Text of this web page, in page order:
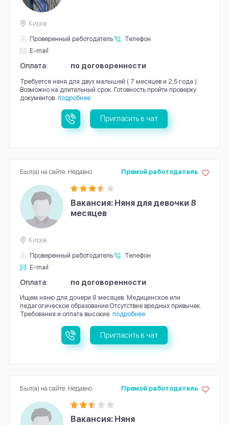
Проверенный работодатель
Телефон
E-mail
Киров
Оплата: по договоренности
Требуется няня для двух малышей ( 7 месяцев и 2,5 года ).
Возможно на длительный срок. Готовность пройти проверку
документов. подробнее
Пригласить в чат
Вакансия: Няня для девочки 8
месяцев
Проверенный работодатель
Телефон
E-mail
Прямой работодатель
Киров
Оплата: по договоренности
Ищем няню для дочери 8 месяцев. Медицинское или
педагогическое образование.Отсутствие вредных привычек.
Требования и оплата высокие. подробнее
Был(а) на сайте: Недавно
Пригласить в чат
Вакансия: Няня
Прямой работодатель
Был(а) на сайте: Недавно